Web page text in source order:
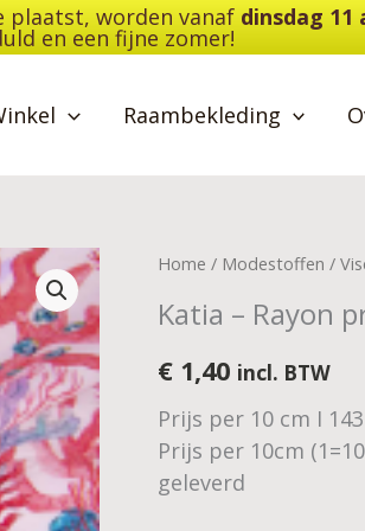
plaatst, worden vanaf dinsdag 11
en een fijne zomer!
Raambekleding
Home / Modestoffen /
Katia – Rayon
€ 1,40 incl. BTW
Prijs per 10 cm I
Prijs per 10cm
geleverd
Katia
Rayon
print
-
Red
Seabed
aantal